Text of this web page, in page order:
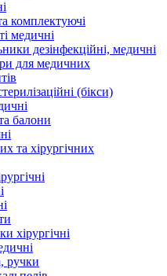
комплектуючі
медичні
дезінфекційні, медичні
для медичних
(бікси)
балони
та хірургічних
хірургічні
ручки